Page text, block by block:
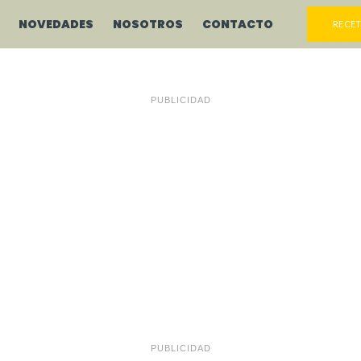
NOVEDADES NOSOTROS CONTACTO
PUBLICIDAD
PUBLICIDAD